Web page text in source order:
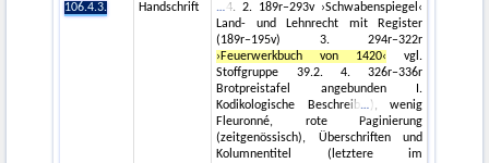
106.4.3.
Handschrift
4. 2. 189r–293v ›Schwabenspiegel‹
Land- und Lehnrecht mit Register
(189r–195v) 3. 294r–322r
›Feuerwerkbuch von 1420‹
vgl.
Stoffgruppe 39.2. 4. 326r–336r
Brotpreistafel angebunden I.
Kodikologische Beschreib
), wenig
Fleuronné, rote Paginierung
(zeitgenössisch), Überschriften und
Kolumnentitel (letztere im